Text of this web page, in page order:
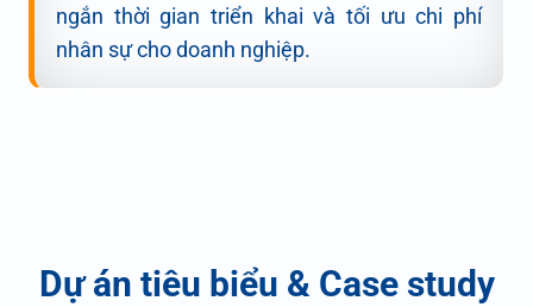
ngắn thời gian triển khai và tối ưu chi phí
nhân sự cho doanh nghiệp.
Dự án tiêu biểu & Case study